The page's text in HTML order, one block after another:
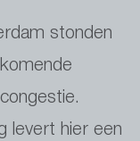
stonden
levert hier een